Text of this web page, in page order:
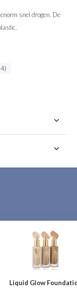
snel drogen. De
Liquid Glow